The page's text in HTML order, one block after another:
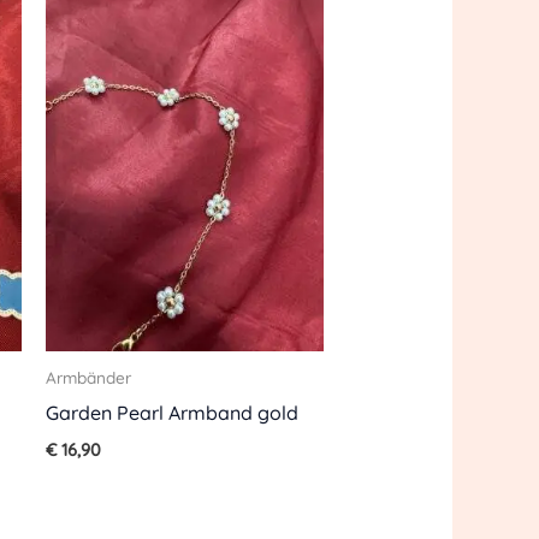
Armbänder
Garden Pearl Armband gold
€16,90